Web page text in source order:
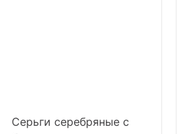
Серьги серебряные с